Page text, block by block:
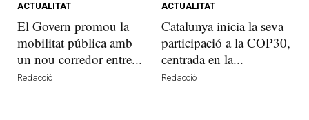
ACTUALITAT
El Govern promou la
mobilitat pública amb
un nou corredor entre...
Redacció
ACTUALITAT
Catalunya inicia la seva
participació a la COP30,
centrada en la...
Redacció